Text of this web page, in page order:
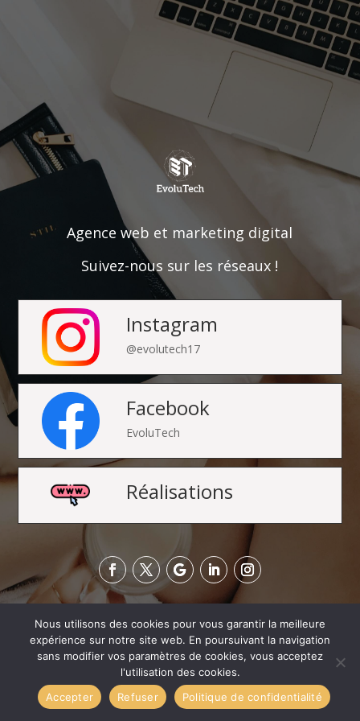
Agence web et marketing digital
Suivez-nous sur les réseaux !
Instagram
@evolutech17
Facebook
EvoluTech
Réalisations
Nous utilisons des cookies pour vous garantir la meilleure
expérience sur notre site web. En poursuivant la navigation
sans modifier vos paramètres de cookies, vous acceptez
l'utilisation des cookies.
Accepter
Refuser Politique de confidentialité